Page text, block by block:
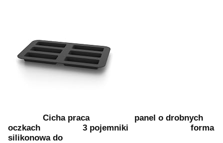
Cicha praca panel o drobnych
oczkach 3 pojemniki forma
silikonowa do